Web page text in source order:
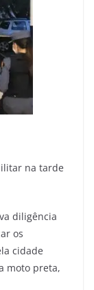
na tarde
diligência
os
cidade
moto preta,